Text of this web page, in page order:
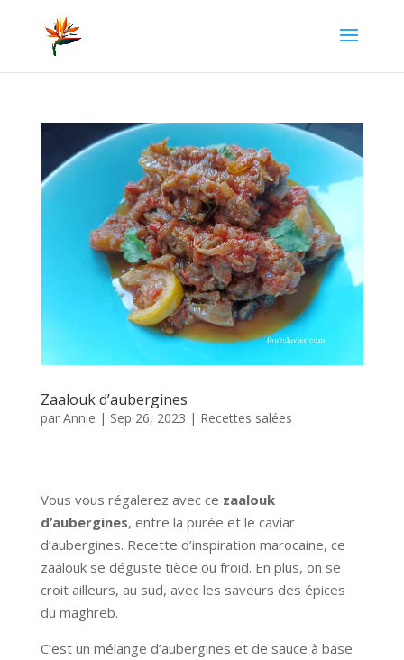
Zaalouk d’aubergines
par Annie | Sep 26, 2023 | Recettes salées
Vous vous régalerez avec ce zaalouk
d’aubergines, entre la purée et le caviar
d’aubergines. Recette d’inspiration marocaine, ce
zaalouk se déguste tiède ou froid. En plus, on se
croit ailleurs, au sud, avec les saveurs des épices
du maghreb.
C’est un mélange d’aubergines et de sauce à base